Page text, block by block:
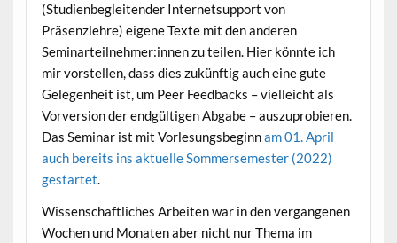
(Studienbegleitender Internetsupport von
Präsenzlehre) eigene Texte mit den anderen
Seminarteilnehmer:innen zu teilen. Hier könnte ich
mir vorstellen, dass dies zukünftig auch eine gute
Gelegenheit ist, um Peer Feedbacks – vielleicht als
Vorversion der endgültigen Abgabe – auszuprobieren.
Das Seminar ist mit Vorlesungsbeginnam 01. April
auch bereits ins aktuelle Sommersemester (2022)
gestartet.
Wissenschaftliches Arbeiten war in den vergangenen
Wochen und Monaten aber nicht nur Thema im